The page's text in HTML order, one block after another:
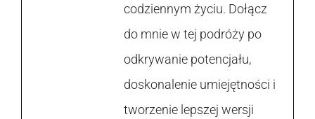
codziennym życiu. Dołącz
do mnie w tej podróży po
odkrywanie potencjału,
doskonalenie umiejętności i
tworzenie lepszej wersji